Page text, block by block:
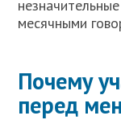
месячными
Почему
перед